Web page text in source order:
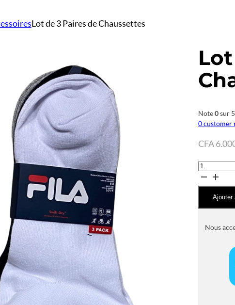
Lot de 3 Paires de Chaussettes
Note0sur 5
0customer
CFA
quantité
de
Lot
Paires
Ajouter
Nous